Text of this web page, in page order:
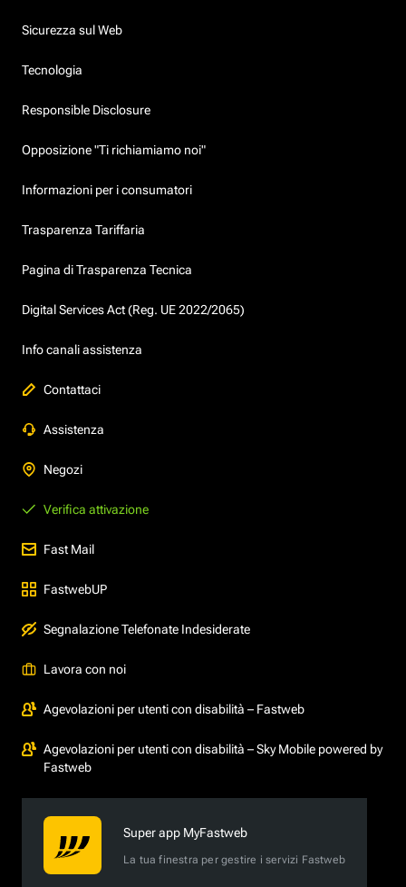
Sicurezza sul Web
Tecnologia
Responsible Disclosure
Opposizione "Ti richiamiamo noi"
Informazioni per i consumatori
Trasparenza Tariffaria
Pagina di Trasparenza Tecnica
Digital Services Act (Reg. UE 2022/2065)
Info canali assistenza
Contattaci
Assistenza
Negozi
Verifica attivazione
Fast Mail
FastwebUP
Segnalazione Telefonate Indesiderate
Lavora con noi
Agevolazioni per utenti con disabilità – Fastweb
Agevolazioni per utenti con disabilità – Sky Mobile powered by
Fastweb
Super app MyFastweb
La tua finestra per gestire i servizi Fastweb